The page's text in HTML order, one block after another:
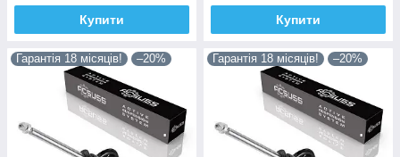
Купити Купити
Гарантія 18 місяців! –20% Гарантія 18 місяців! –20%